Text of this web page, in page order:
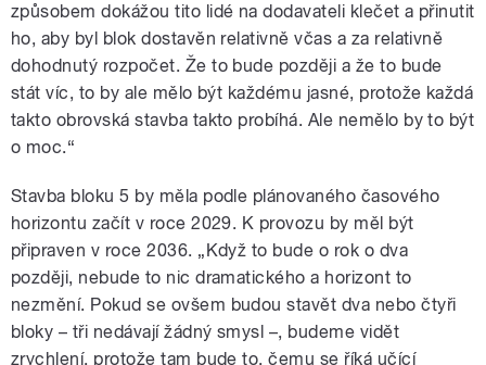
způsobem dokážou tito lidé na dodavateli klečet a přinutit
ho, aby byl blok dostavěn relativně včas a za relativně
dohodnutý rozpočet. Že to bude později a že to bude
stát víc, to by ale mělo být každému jasné, protože každá
takto obrovská stavba takto probíhá. Ale nemělo by to být
o moc.“
Stavba bloku 5 by měla podle plánovaného časového
horizontu začít v roce 2029. K provozu by měl být
připraven v roce 2036. „Když to bude o rok o dva
později, nebude to nic dramatického a horizont to
nezmění. Pokud se ovšem budou stavět dva nebo čtyři
bloky – tři nedávají žádný smysl –, budeme vidět
zrychlení, protože tam bude to, čemu se říká učící